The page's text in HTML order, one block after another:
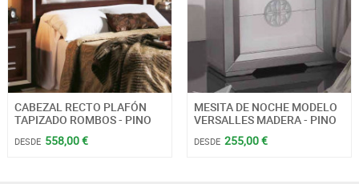
CABEZAL RECTO PLAFÓN
TAPIZADO ROMBOS - PINO
DESDE 558,00 €
MESITA DE NOCHE MODELO
VERSALLES MADERA - PINO
DESDE 255,00 €